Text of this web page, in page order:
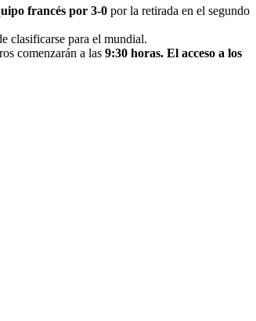
francés por 3-0 por la retirada en el segundo
clasificarse para el mundial.
comenzarán a las 9:30 horas. El acceso a los